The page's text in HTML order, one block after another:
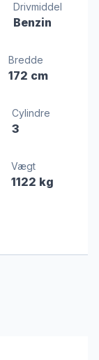
Drivmiddel
Benzin
Bredde
172 cm
Cylindre
3
Vægt
1122 kg